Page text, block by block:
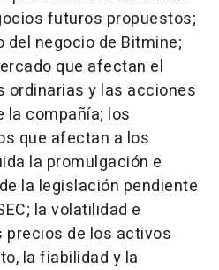
futuros propuestos;
negocio de Bitmine;
que afectan el
ordinarias y las acciones
la compañía; los
que afectan a los
la promulgación e
la legislación pendiente
la volatilidad e
precios de los activos
la fiabilidad y la